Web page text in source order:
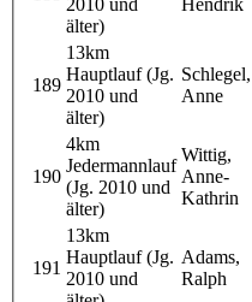
2010 und
älter)
Hendrik
189
13km
Hauptlauf (Jg.
2010 und
älter)
Schlegel,
Anne
190
4km
Jedermannlauf
(Jg. 2010 und
älter)
Wittig,
Anne-
Kathrin
191
13km
Hauptlauf (Jg.
2010 und
Adams,
Ralph